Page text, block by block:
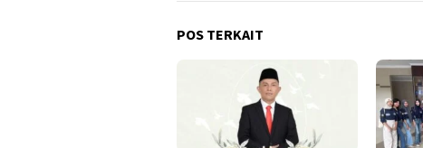
POS TERKAIT